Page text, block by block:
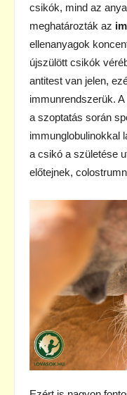
csikók, mind az
meghatározták az
ellenanyagok
újszülött csikók
antitest van jelen,
immunrendszerük.
a szoptatás során
immunglobulinokkal
a csikó a születése
előtejnek,